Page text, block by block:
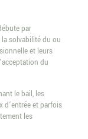
par
la solvabilité du ou
et leurs
du
le bail, les
d’entrée et parfois
les